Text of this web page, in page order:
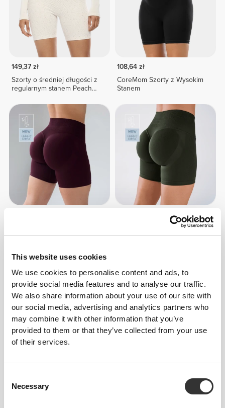
This website uses cookies
We use cookies to personalise content and ads, to
provide social media features and to analyse our traffic.
We also share information about your use of our site with
our social media, advertising and analytics partners who
may combine it with other information that you’ve
provided to them or that they’ve collected from your use
of their services.
Selection
Necessary
149,37 zł
Szorty o średniej długości z
regularnym stanem Peach
108,64 zł
CoreMom Szorty z Wysokim
Stanem
MuseFit
Szorty o średnim stanie
MuseFit
173,86 zł
MuseFit
129,15 zł
Essence Szorty z Wysokim